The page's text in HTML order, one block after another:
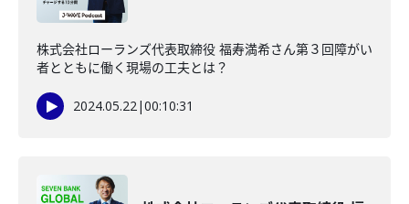
株式会社ローランズ代表取締役 福寿満希さん第３回障がい
者とともに働く現場の工夫とは？
2024.05.22|00:10:31